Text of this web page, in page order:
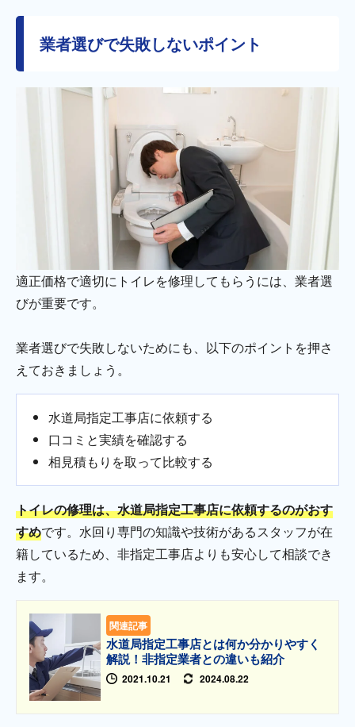
業者選びで失敗しないポイント
適正価格で適切にトイレを修理してもらうには、業者選
びが重要です。
業者選びで失敗しないためにも、以下のポイントを押さ
えておきましょう。
水道局指定工事店に依頼する
口コミと実績を確認する
相見積もりを取って比較する
トイレの修理は、水道局指定工事店に依頼するのがおす
すめです。水回り専門の知識や技術があるスタッフが在
籍しているため、非指定工事店よりも安心して相談でき
ます。
関連記事
水道局指定工事店とは何か分かりやすく
解説！非指定業者との違いも紹介
2021.10.21 2024.08.22